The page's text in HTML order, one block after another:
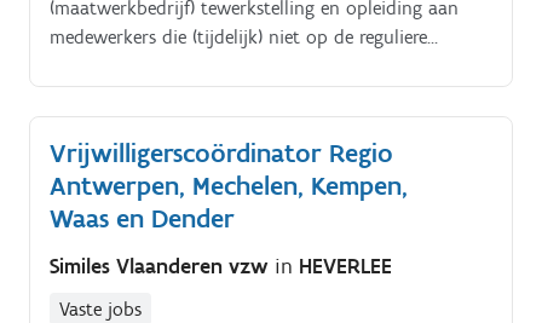
(maatwerkbedrijf) tewerkstelling en opleiding aan
medewerkers die (tijdelijk) niet op de reguliere
verslaving, psychische of justitiële problemen,
langdurige werkloosheid, taalachterstand, … Met een
70 tal omkaderingscollega’s, verspreid over drie
regio’s (Antwerpen, Gent en Roeselare) en diverse
sectoren en afdelingen zetten wij ons in om meer dan
zal jij Weerwerk versterken?.
Vrijwilligerscoördinator Regio
Antwerpen, Mechelen, Kempen,
Waas en Dender
Similes Vlaanderen vzw in HEVERLEE
Vaste jobs